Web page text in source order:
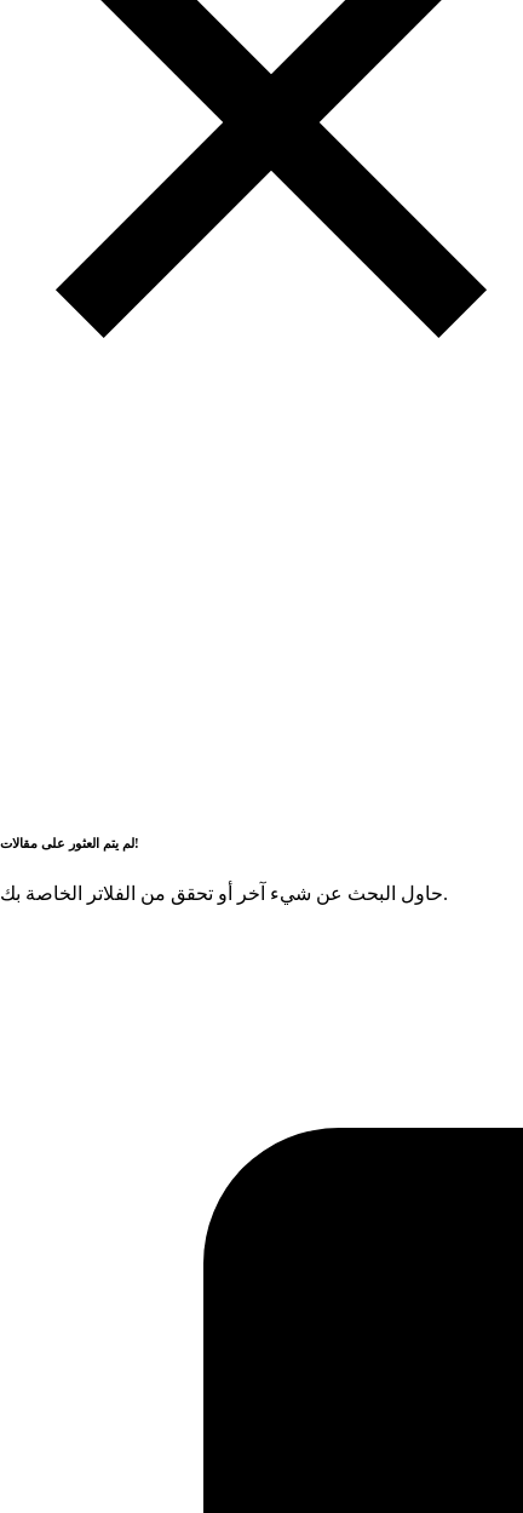
لم يتم العثور على مقالات!
حاول البحث عن شيء آخر أو تحقق من الفلاتر الخاصة بك.